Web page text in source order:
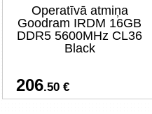
Operatīvā atmiņa
Goodram IRDM 16GB
DDR5 5600MHz CL36
Black
206.50 €